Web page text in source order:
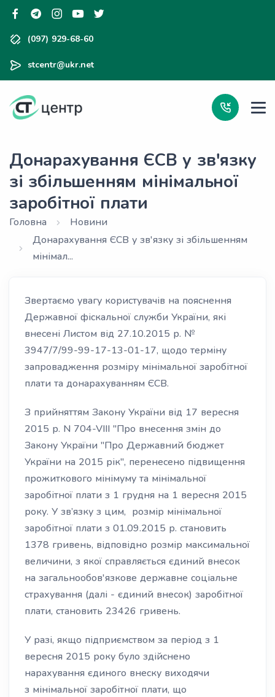
(097) 929-68-60
stcentr@ukr.net
Донарахування ЄСВ у зв'язку
зі збільшенням мінімальної
заробітної плати
Головна
Новини
Донарахування ЄСВ у зв'язку зі збільшенням
мінімал...
Звертаємо увагу користувачів на пояснення
Державної фіскальної служби України, які
внесені Листом від 27.10.2015 р. №
3947/7/99-99-17-13-01-17, щодо терміну
запровадження розміру мінімальної заробітної
плати та донарахуванням ЄСВ.
З прийняттям Закону України від 17 вересня
2015 р. N 704-VIII "Про внесення змін до
Закону України "Про Державний бюджет
України на 2015 рік", перенесено підвищення
прожиткового мінімуму та мінімальної
заробітної плати з 1 грудня на 1 вересня 2015
року. У зв’язку з цим, розмір мінімальної
заробітної плати з 01.09.2015 р. становить
1378 гривень, відповідно розмір максимальної
величини, з якої справляється єдиний внесок
на загальнообов'язкове державне соціальне
страхування (далі - єдиний внесок) заробітної
плати, становить 23426 гривень.
У разі, якщо підприємством за період з 1
вересня 2015 року було здійснено
нарахування єдиного внеску виходячи
з мінімальної заробітної плати, що